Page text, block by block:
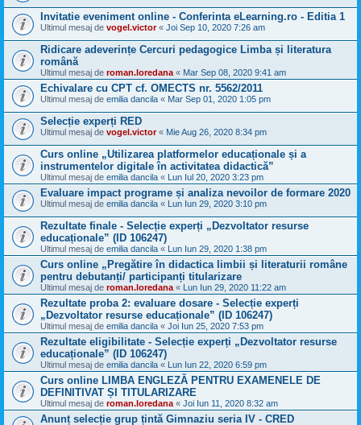
Invitatie eveniment online - Conferinta eLearning.ro - Editia 1
Ultimul mesaj de vogel.victor« Joi Sep 10, 2020 7:26 am
Ridicare adeverințe Cercuri pedagogice Limba și literatura
română
Ultimul mesaj de roman.loredana « Mar Sep 08, 2020 9:41 am
Echivalare cu CPT cf. OMECTS nr. 5562/2011
Ultimul mesaj de emilia dancila « Mar Sep 01, 2020 1:05 pm
Selecție experți RED
Ultimul mesaj de vogel.victor« Mie Aug 26, 2020 8:34 pm
Curs online „Utilizarea platformelor educaționale și a
instrumentelor digitale în activitatea didactică”
Ultimul mesaj de emilia dancila « Lun Iul 20, 2020 3:23 pm
Evaluare impact programe și analiza nevoilor de formare 2020
Ultimul mesaj de emilia dancila « Lun Iun 29, 2020 3:10 pm
Rezultate finale - Selecție experți „Dezvoltator resurse
educaționale” (ID 106247)
Ultimul mesaj de emilia dancila « Lun Iun 29, 2020 1:38 pm
Curs online „Pregătire în didactica limbii și literaturii române
pentru debutanți/ participanți titularizare
Ultimul mesaj de roman.loredana « Lun Iun 29, 2020 11:22 am
Rezultate proba 2: evaluare dosare - Selecție experți
„Dezvoltator resurse educaționale” (ID 106247)
Ultimul mesaj de emilia dancila « Joi Iun 25, 2020 7:53 pm
Rezultate eligibilitate - Selecție experți „Dezvoltator resurse
educaționale” (ID 106247)
Ultimul mesaj de emilia dancila « Lun Iun 22, 2020 6:59 pm
Curs online LIMBA ENGLEZĂ PENTRU EXAMENELE DE
DEFINITIVAT ȘI TITULARIZARE
Ultimul mesaj de roman.loredana « Joi Iun 11, 2020 8:32 am
Anunț selecție grup țintă Gimnaziu seria IV - CRED